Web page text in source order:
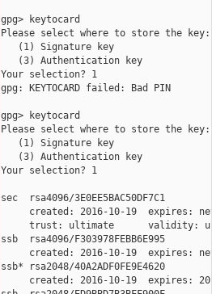
gpg> keytocard
Please select where to store the key:
   (1) Signature key
   (3) Authentication key
Your selection? 1
gpg: KEYTOCARD failed: Bad PIN
gpg> keytocard
Please select where to store the key:
   (1) Signature key
   (3) Authentication key
Your selection? 1
sec  rsa4096/3E0EE5BAC50DF7C1
trust: ultimate      validity:
ssb  rsa4096/F303978FEBB6E995
ssb* rsa2048/40A2ADF0FE9E4620